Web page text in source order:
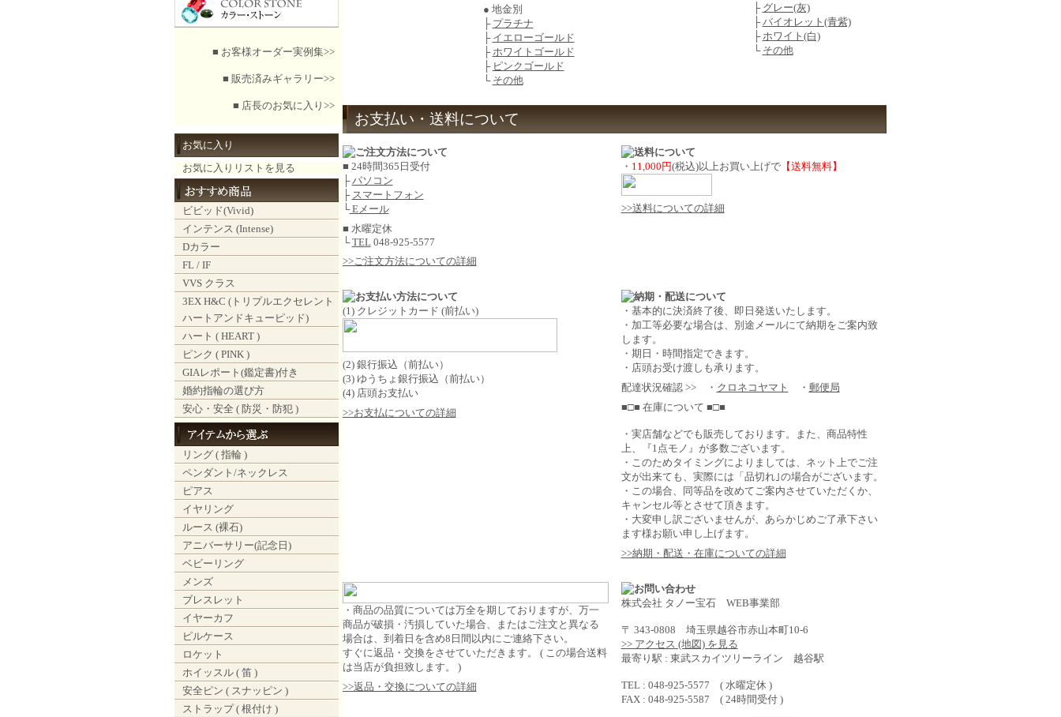
■ お客様オーダー実例集>>
■ 販売済みギャラリー>>
■ 店長のお気に入り>>
お気に入り
お気に入りリストを見る
ビビッド(Vivid)
インテンス (Intense)
Dカラー
FL / IF
VVS クラス
3EX H&C (トリプルエクセレント
ハートアンドキューピッド)
ハート ( HEART )
ピンク ( PINK )
GIAレポート(鑑定書)付き
婚約指輪の選び方
安心・安全 ( 防災・防犯 )
リング ( 指輪 )
ペンダント/ネックレス
ピアス
イヤリング
ルース (裸石)
アニバーサリー(記念日)
ベビーリング
メンズ
ブレスレット
イヤーカフ
ピルケース
ロケット
ホイッスル ( 笛 )
安全ピン ( スナッピン )
ストラップ ( 根付け )
● 地金別
├ プラチナ
├ イエローゴールド
├ホワイトゴールド
├ ピンクゴールド
└ その他
├ グレー(灰)
├バイオレット(青紫)
├ホワイト(白)
└ その他
お支払い・送料について
■ 24時間365日受付
├パソコン
├ スマートフォン
└Eメール
■ 水曜定休
└TEL 048-925-5577
>>ご注文方法についての詳細
・ 11,000円(税込)以上お買い上げで【送料無料】
>>送料についての詳細
(1) クレジットカード (前払い)
(2) 銀行振込（前払い）
(3) ゆうちょ銀行振込（前払い）
(4) 店頭お支払い
>>お支払についての詳細
・基本的に決済終了後、即日発送いたします。
・加工等必要な場合は、別途メールにて納期をご案内致
します。
・期日・時間指定できます。
・店頭お受け渡しも承ります。
配達状況確認 >> ・ クロネコヤマト ・ 郵便局
■□■ 在庫について ■□■
・実店舗などでも販売しております。また、商品特性
上、『1点モノ』が多数ございます。
・このためタイミングによりましては、ネット上でご注
文が出来ても、実際には「品切れ｣の場合がございます。
・この場合、同等品を改めてご案内させていただくか、
キャンセル等とさせて頂きます。
・大変申し訳ございませんが、あらかじめご了承下さい
ます様お願い申し上げます。
>>納期・配送・在庫についての詳細
・商品の品質については万全を期しておりますが、万一
商品が破損・汚損していた場合、またはご注文と異なる
場合は、到着日を含め8日間以内にご連絡下さい。
すぐに返品・交換をさせていただきます。 ( この場合送料
は当店が負担致します。 )
>>返品・交換についての詳細
株式会社 タノー宝石 WEB事業部
〒 343-0808 埼玉県越谷市赤山本町10-6
>> アクセス (地図) を見る
最寄り駅 : 東武スカイツリーライン 越谷駅
TEL : 048-925-5577 ( 水曜定休 )
FAX : 048-925-5587 ( 24時間受付 )